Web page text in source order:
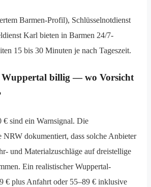
Barmen-Profil), Schlüsselnotdienst
Karl bieten in Barmen 24/7-
15 bis 30 Minuten je nach Tageszeit.
Wuppertal billig — wo Vorsicht
€ sind ein Warnsignal. Die
NRW dokumentiert, dass solche Anbieter
und Material­zuschläge auf dreistellige
Ein realistischer Wuppertal-
€ plus Anfahrt oder 55–89 € inklusive